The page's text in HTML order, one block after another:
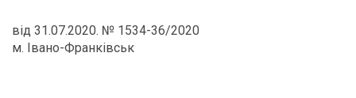
від 31.07.2020. № 1534-36/2020
м. Івано-Франківськ